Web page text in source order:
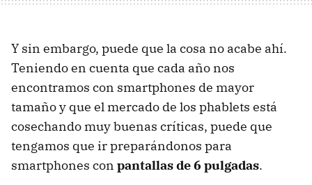
Y sin embargo, puede que la cosa no acabe ahí.
Teniendo en cuenta que cada año nos
encontramos con smartphones de mayor
tamaño y que el mercado de los phablets está
cosechando muy buenas críticas, puede que
tengamos que ir preparándonos para
smartphones con pantallas de 6 pulgadas.